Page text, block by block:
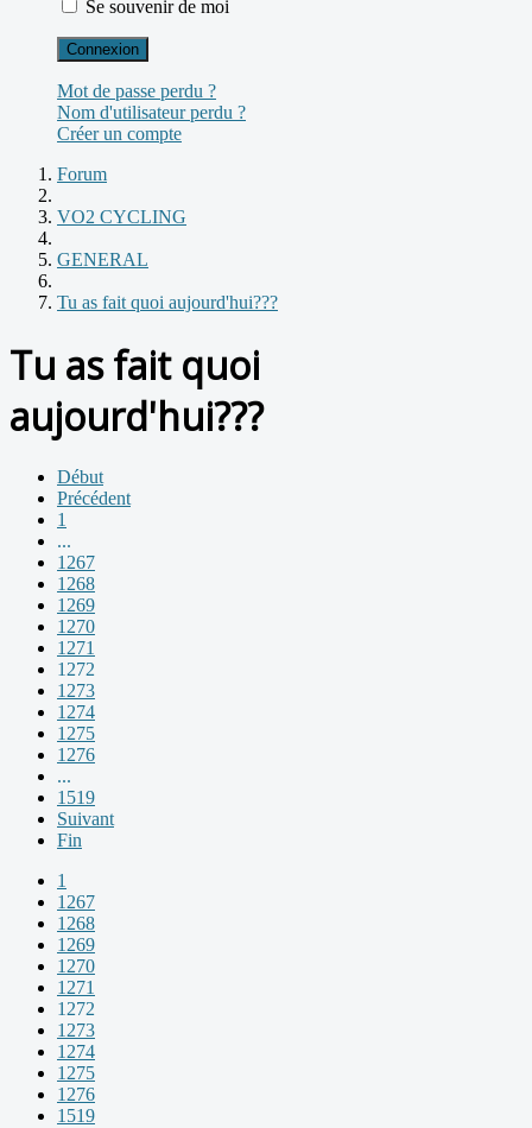
Se souvenir de moi
Connexion
Mot de passe perdu ?
Nom d'utilisateur perdu ?
Créer un compte
Forum
VO2 CYCLING
GENERAL
Tu as fait quoi aujourd'hui???
Tu as fait quoi
aujourd'hui???
Début
Précédent
1
...
1267
1268
1269
1270
1271
1272
1273
1274
1275
1276
...
1519
Suivant
Fin
1
1267
1268
1269
1270
1271
1272
1273
1274
1275
1276
1519